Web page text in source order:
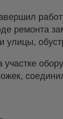
ремонта
улицы,
участке